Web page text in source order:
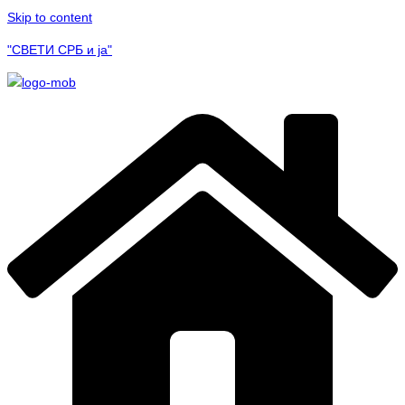
Skip to content
"СВЕТИ СРБ и ја"